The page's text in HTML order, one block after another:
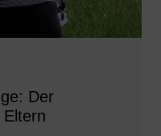
Der